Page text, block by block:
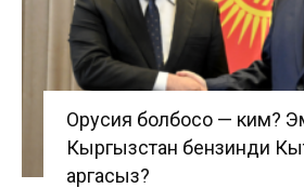
Орусия болбосо — ким?
Кыргызстан бензинди
аргасыз?